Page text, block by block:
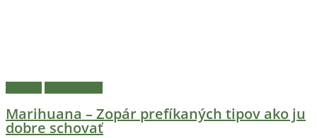
a
lifestyle.
Klikni
a
Marihuana – Zopár prefíkaných tipov ako ju
dobre schovať